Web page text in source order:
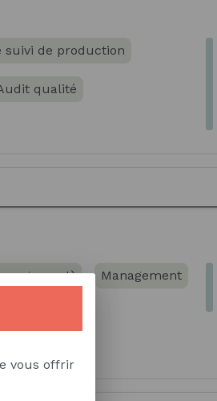
suivi de production
qualité
Management
vous offrir